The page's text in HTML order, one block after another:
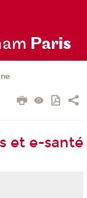
Paris
et e-santé